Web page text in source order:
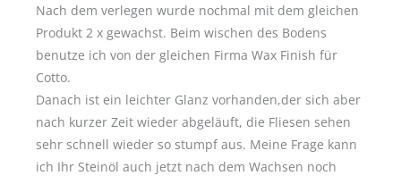
Nach dem verlegen wurde nochmal mit dem gleichen
Produkt 2 x gewachst. Beim wischen des Bodens
benutze ich von der gleichen Firma Wax Finish für
Cotto.
Danach ist ein leichter Glanz vorhanden,der sich aber
nach kurzer Zeit wieder abgeläuft, die Fliesen sehen
sehr schnell wieder so stumpf aus. Meine Frage kann
ich Ihr Steinöl auch jetzt nach dem Wachsen noch